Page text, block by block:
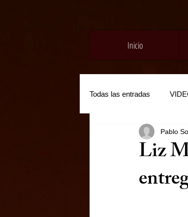
Inicio
Todas las entradas
Liz
Pablo